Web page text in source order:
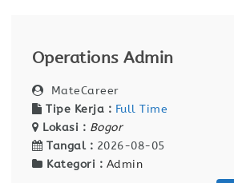
Operations Admin
MateCareer
Tipe Kerja : Full Time
Lokasi : Bogor
Tangal : 2026-08-05
Kategori : Admin